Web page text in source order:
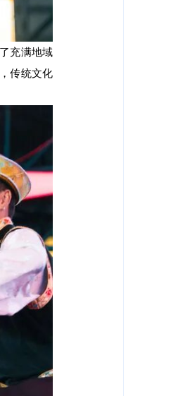
充满地域
传统文化